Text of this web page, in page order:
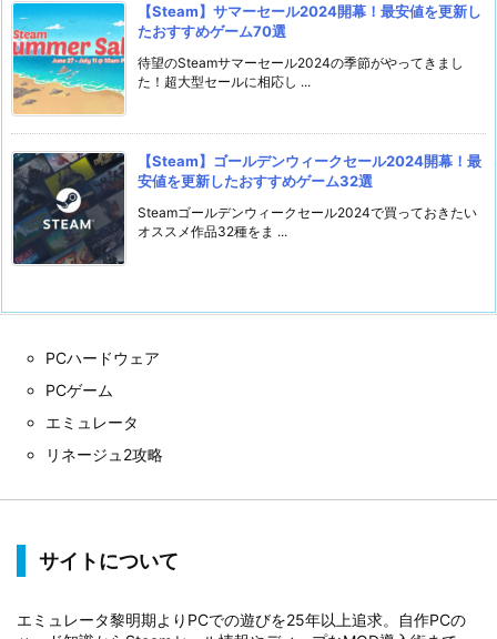
【Steam】サマーセール2024開幕！最安値を更新し
たおすすめゲーム70選
待望のSteamサマーセール2024の季節がやってきまし
た！超大型セールに相応し ...
【Steam】ゴールデンウィークセール2024開幕！最
安値を更新したおすすめゲーム32選
Steamゴールデンウィークセール2024で買っておきたい
オススメ作品32種をま ...
PCハードウェア
PCゲーム
エミュレータ
リネージュ2攻略
サイトについて
エミュレータ黎明期よりPCでの遊びを25年以上追求。自作PCの